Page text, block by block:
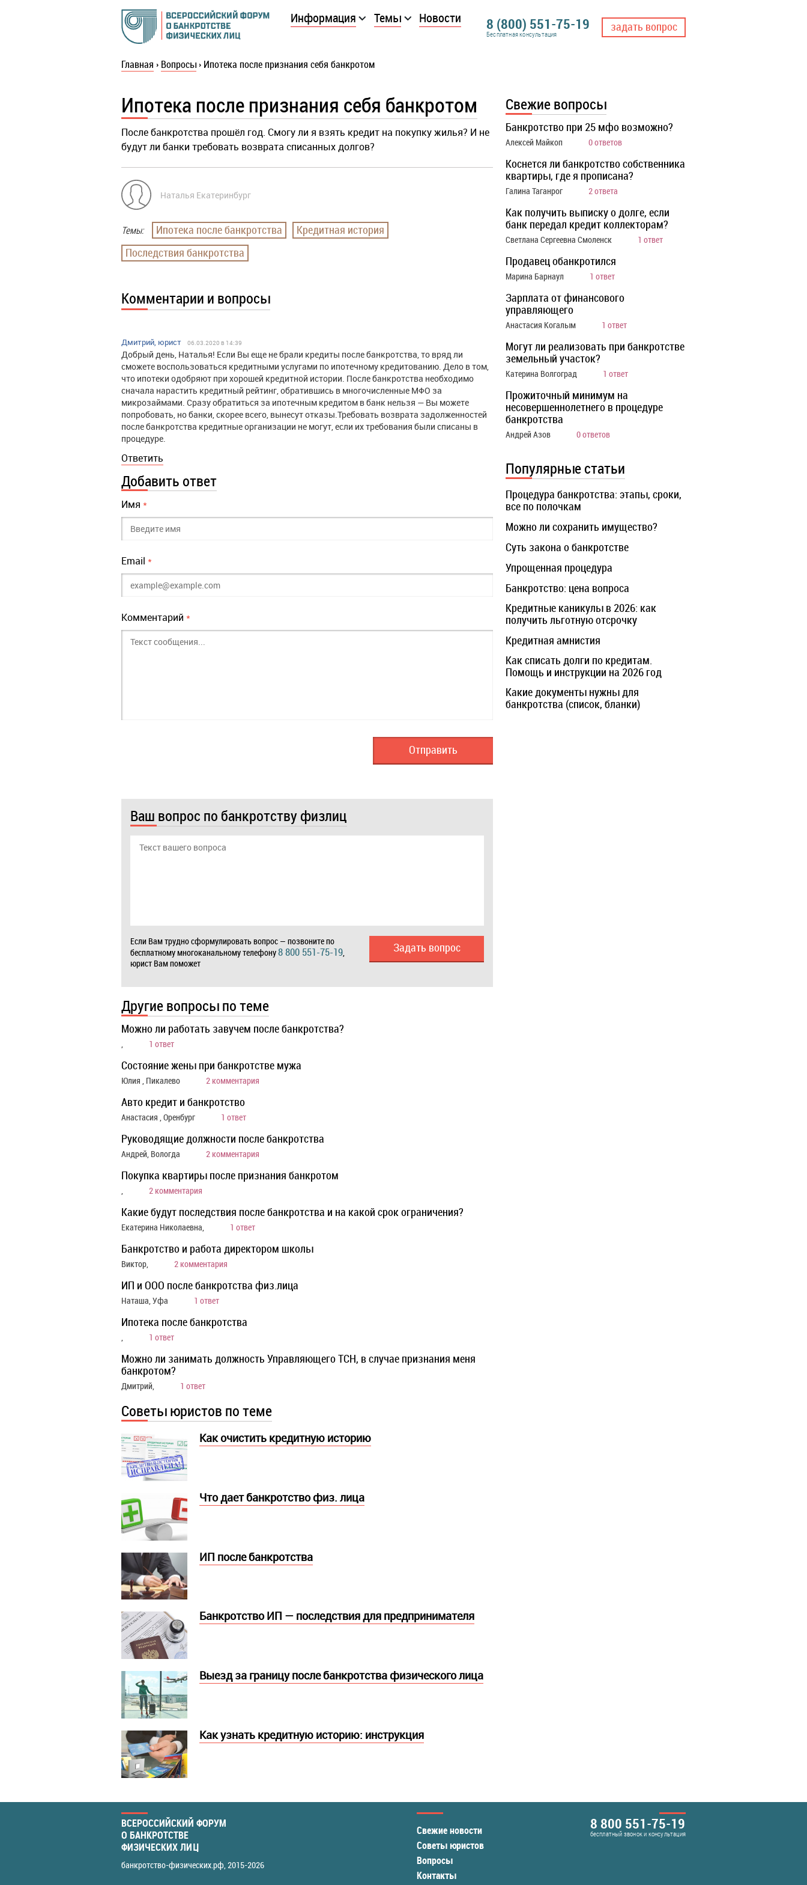
Информация Темы Новости 8 (800) 551-75-19
Бесплатная консультация
задать вопрос
Главная › Вопросы › Ипотека после признания себя банкротом
Ипотека после признания себя банкротом
После банкротства прошёл год. Смогу ли я взять кредит на покупку жилья? И не
будут ли банки требовать возврата списанных долгов?
Наталья Екатеринбург
Темы: Ипотека после банкротства
Кредитная история
Последствия банкротства
Комментарии и вопросы
Дмитрий, юрист 06.03.2020 в 14:39
Добрый день, Наталья! Если Вы еще не брали кредиты после банкротства, то вряд ли
сможете воспользоваться кредитными услугами по ипотечному кредитованию. Дело в том,
что ипотеки одобряют при хорошей кредитной истории. После банкротства необходимо
сначала нарастить кредитный рейтинг, обратившись в многочисленные МФО за
микрозаймами. Сразу обратиться за ипотечным кредитом в банк нельзя — Вы можете
попробовать, но банки, скорее всего, вынесут отказы.Требовать возврата задолженностей
после банкротства кредитные организации не могут, если их требования были списаны в
процедуре.
Ответить
Добавить ответ
Имя *
Email *
Комментарий *
Ваш вопрос по банкротству физлиц
Если Вам трудно сформулировать вопрос — позвоните по
бесплатному многоканальному телефону8 800 551-75-19,
юрист Вам поможет
Задать вопрос
Другие вопросы по теме
Можно ли работать завучем после банкротства?
, 1 ответ
Состояние жены при банкротстве мужа
Юлия , Пикалево 2 комментария
Авто кредит и банкротство
Анастасия , Оренбург 1 ответ
Руководящие должности после банкротства
Андрей, Вологда 2 комментария
Покупка квартиры после признания банкротом
, 2 комментария
Какие будут последствия после банкротства и на какой срок ограничения?
Екатерина Николаевна, 1 ответ
Банкротство и работа директором школы
Виктор, 2 комментария
ИП и ООО после банкротства физ.лица
Наташа, Уфа 1 ответ
Ипотека после банкротства
, 1 ответ
Можно ли занимать должность Управляющего ТСН, в случае признания меня
банкротом?
Дмитрий, 1 ответ
Советы юристов по теме
Как очистить кредитную историю
Что дает банкротство физ. лица
ИП после банкротства
Банкротство ИП — последствия для предпринимателя
Выезд за границу после банкротства физического лица
Как узнать кредитную историю: инструкция
Свежие вопросы
Банкротство при 25 мфо возможно?
Алексей Майкоп 0 ответов
Коснется ли банкротство собственника
квартиры, где я прописана?
Галина Таганрог 2 ответа
Как получить выписку о долге, если
банк передал кредит коллекторам?
Светлана Сергеевна Смоленск 1 ответ
Продавец обанкротился
Марина Барнаул 1 ответ
Зарплата от финансового
управляющего
Анастасия Когалым 1 ответ
Могут ли реализовать при банкротстве
земельный участок?
Катерина Волгоград 1 ответ
Прожиточный минимум на
несовершеннолетнего в процедуре
банкротства
Андрей Азов 0 ответов
Популярные статьи
Процедура банкротства: этапы, сроки,
все по полочкам
Можно ли сохранить имущество?
Суть закона о банкротстве
Упрощенная процедура
Банкротство: цена вопроса
Кредитные каникулы в 2026: как
получить льготную отсрочку
Кредитная амнистия
Как списать долги по кредитам.
Помощь и инструкции на 2026 год
Какие документы нужны для
банкротства (список, бланки)
ВСЕРОССИЙСКИЙ ФОРУМ
О БАНКРОТСТВЕ
ФИЗИЧЕСКИХ ЛИЦ
банкротство-физических.рф, 2015-2026
Свежие новости
Советы юристов
Вопросы
Контакты
8 800 551-75-19
бесплатный звонок и консультация